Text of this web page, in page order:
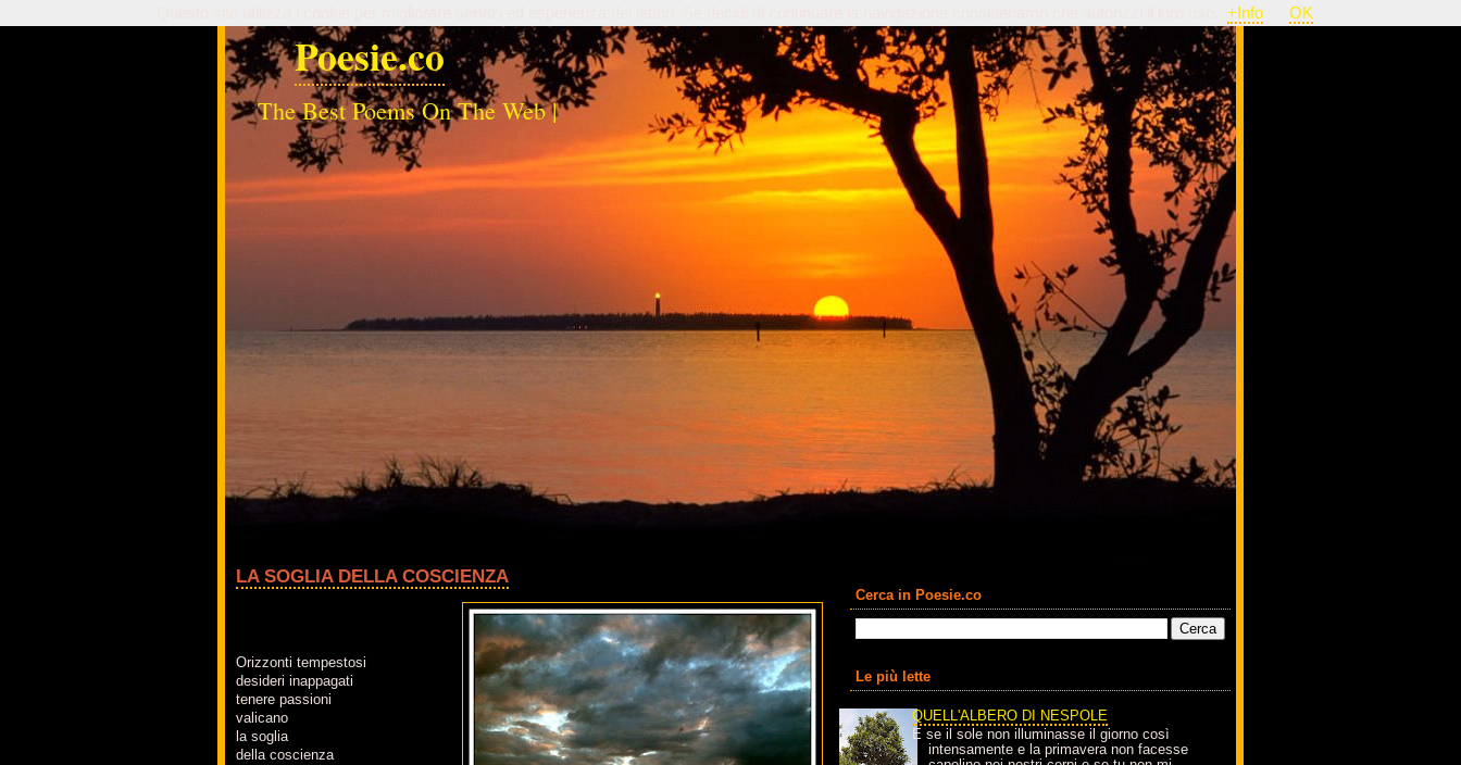
Poesie.co
The Best Poems On The Web |
LA SOGLIA DELLA COSCIENZA
Orizzonti tempestosi
desideri inappagati
tenere passioni
valicano
la soglia
della coscienza
Cerca in Poesie.co
Le più lette
QUELL'ALBERO DI NESPOLE
E se il sole non illuminasse il giorno così
intensamente e la primavera non facesse
+Info OK